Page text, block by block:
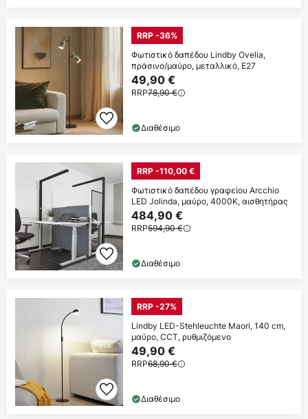
RRP -36%
Φωτιστικό δαπέδου Lindby Ovelia,
πράσινο/μαύρο, μεταλλικό, E27
49,90 €
RRP78,90 €
Διαθέσιμο
RRP -110,00 €
Φωτιστικό δαπέδου γραφείου Arcchio
LED Jolinda, μαύρο, 4000K, αισθητήρας
484,90 €
RRP594,90 €
Διαθέσιμο
RRP -27%
Lindby LED-Stehleuchte Maori, 140 cm,
μαύρο, CCT, ρυθμιζόμενο
49,90 €
RRP68,90 €
Διαθέσιμο